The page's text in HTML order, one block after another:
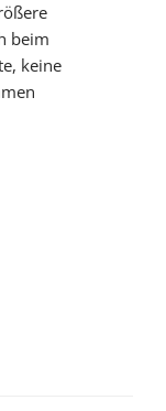
beim
keine